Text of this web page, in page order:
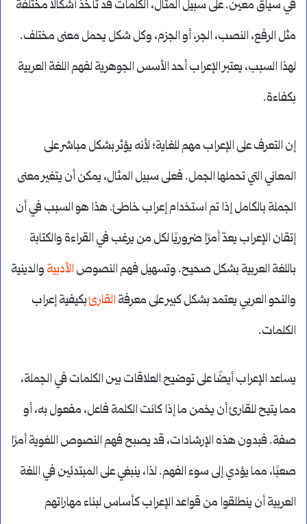
في سياق معين. على سبيل المثال، الكلمات قد تأخذ أشكالًا مختلفة
مثل الرفع، النصب، الجر، أو الجزم، وكل شكل يحمل معنى مختلف.
لهذا السبب، يعتبر الإعراب أحد الأسس الجوهرية لفهم اللغة العربية
بكفاءة.
إن التعرف على الإعراب مهم للغاية؛ لأنه يؤثر بشكل مباشر على
المعاني التي تحملها الجمل. فعلى سبيل المثال، يمكن أن يتغير معنى
الجملة بالكامل إذا تم استخدام إعراب خاطئ. هذا هو السبب في أن
إتقان الإعراب يعدّ أمرًا ضروريًا لكل من يرغب في القراءة والكتابة
باللغة العربية بشكل صحيح. وتسهيل فهم النصوص الأدبية والدينية
والنحو العربي يعتمد بشكل كبير على معرفة القارئبكيفية إعراب
الكلمات.
يساعد الإعراب أيضًا على توضيح العلاقات بين الكلمات في الجملة،
مما يتيح للقارئ أن يخمن ما إذا كانت الكلمة فاعل، مفعول به، أو
صفة. فبدون هذه الإرشادات، قد يصبح فهم النصوص اللغوية أمرًا
صعبًا، مما يؤدي إلى سوء الفهم. لذا، ينبغي على المبتدئين في اللغة
العربية أن ينطلقوا من قواعد الإعراب كأساس لبناء مهاراتهم